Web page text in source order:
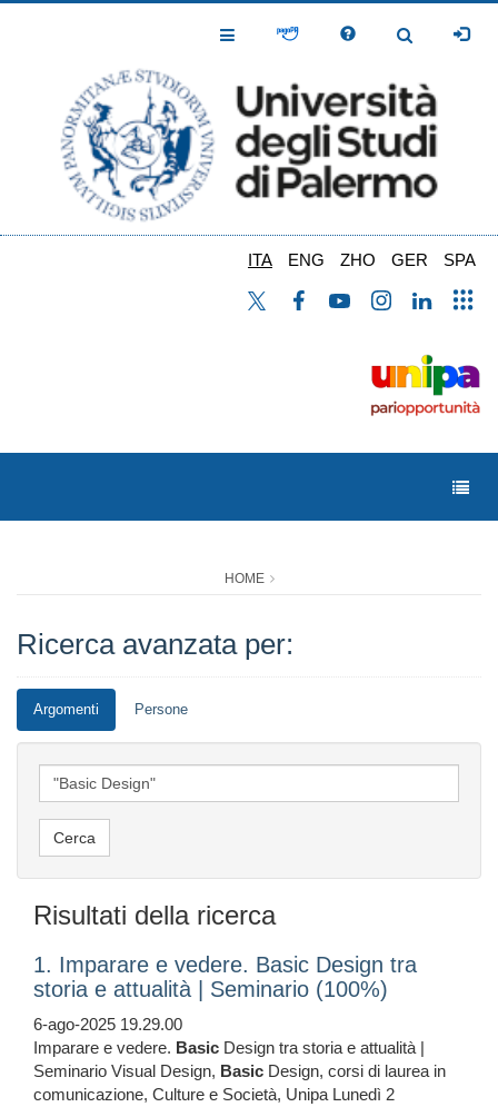
Toggle
Toggle
ITA ENG ZHO GER SPA
HOME
Ricerca avanzata per:
Argomenti Persone
Risultati della ricerca
1. Imparare e vedere. Basic Design tra
storia e attualità | Seminario (100%)
6-ago-2025 19.29.00
Imparare e vedere. Basic Design tra storia e attualità |
Seminario Visual Design, Basic Design, corsi di laurea in
comunicazione, Culture e Società, Unipa Lunedì 2